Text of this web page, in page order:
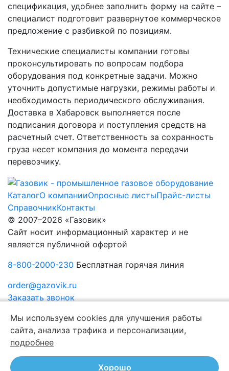
спецификация, удобнее заполнить форму на сайте –
специалист подготовит развернутое коммерческое
предложение с разбивкой по позициям.
Технические специалисты компании готовы
проконсультировать по вопросам подбора
оборудования под конкретные задачи. Можно
уточнить допустимые нагрузки, режимы работы и
необходимость периодического обслуживания.
Доставка в Хабаровск выполняется после
подписания договора и поступления средств на
расчетный счет. Ответственность за сохранность
груза несет компания до момента передачи
перевозчику.
КаталогО компанииОпросные листыПрайс-листы
СправочникКонтакты
© 2007–2026 «Газовик»
Сайт носит информационный характер и не
является публичной офертой
8-800-2000-230 Бесплатная горячая линия
order@gazovik.ru
Заказать звонок
Мы используем cookies для улучшения работы
сайта, анализа трафика и персонализации,
подробнее
Хорошо